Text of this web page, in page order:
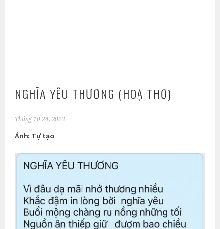
NGHĨA YÊU THƯƠNG (HOẠ THƠ)
Tháng 10 24, 2023
Ảnh: Tự tạo